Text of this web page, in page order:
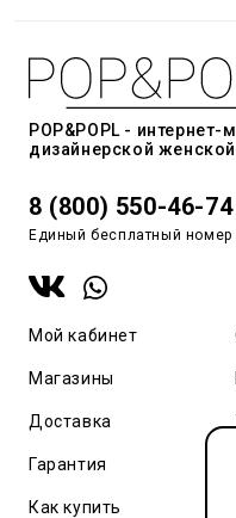
POP&POPL - интернет-
дизайнерской
8 (800) 550-46-74
Единый бесплатный номер
Мой кабинет
Магазины
Доставка
Гарантия
Как купить